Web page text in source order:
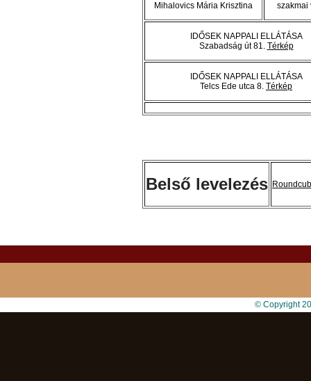
Mihalovics Mária Krisztina szakmai
IDŐSEK NAPPALI ELLÁTÁSA
Szabadság út 81. Térkép
IDŐSEK NAPPALI ELLÁTÁSA
Telcs Ede utca 8. Térkép
Belső levelezés
© Copyright